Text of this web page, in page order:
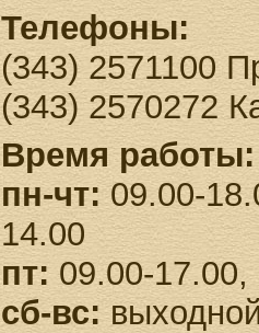
Телефоны:
(343) 2571100
(343) 2570272
Время работы:
пн-чт:09.00-
14.00
пт:09.00-17.00,
сб-вс: